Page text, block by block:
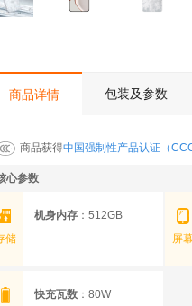
商品详情 包装及参数
商品获得中国强制性产品认证（
心参数
储
机身内存 ：512GB
屏
快充瓦数 ：80W